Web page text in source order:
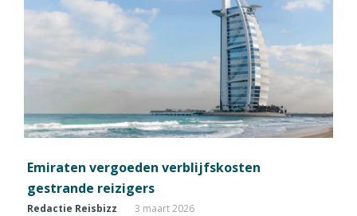
Emiraten vergoeden verblijfskosten
gestrande reizigers
Redactie Reisbizz 3 maart 2026